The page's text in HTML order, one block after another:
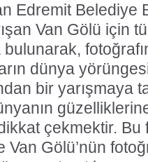
Edremit Belediye
Van Gölü için
dünya
bir yarışmaya
çekmektir. Bu
Gölü’nün